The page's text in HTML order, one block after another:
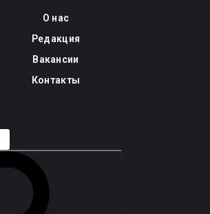
О нас
Редакция
Вакансии
Контакты